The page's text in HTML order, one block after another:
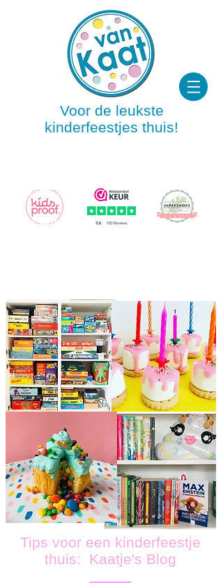
Voor de leukste
kinderfeestjes thuis!
Tips voor een kinderfeestje
thuis: Kaatje's Blog